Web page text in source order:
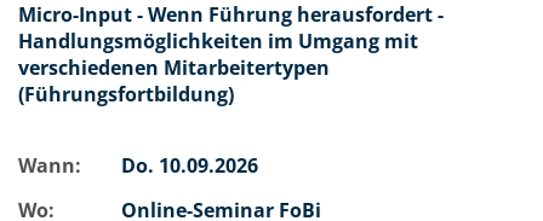
Micro-Input - Wenn Führung herausfordert -
Handlungsmöglichkeiten im Umgang mit
verschiedenen Mitarbeitertypen
(Führungsfortbildung)
Wann: Do. 10.09.2026
Wo:
Online-Seminar FoBi